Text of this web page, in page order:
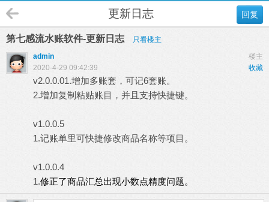
回复
更新日志
第七感流水账软件-更新日志
只看楼主
楼主
admin
收藏
2020-4-29 09:42:39
v2.0.0.01.增加多账套，可记6套账。
2.增加复制粘贴账目，并且支持快捷键。
v1.0.0.5
1.记账单里可快捷修改商品名称等项目。
v1.0.0.4
1.修正了商品汇总出现小数点精度问题。